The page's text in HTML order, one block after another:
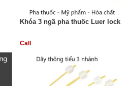
Khóa 3 ngã pha thuốc Luer lock
Call